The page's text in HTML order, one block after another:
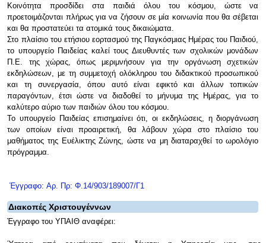
Κοινότητα προσδίδει στα παιδιά όλου του κόσμου, ώστε να
προετοιμάζονται πλήρως για να ζήσουν σε μία κοινωνία που θα σέβεται
και θα προστατεύει τα ατομικά τους δικαιώματα.
Στο πλαίσιο του ετήσιου εορτασμού της Παγκόσμιας Ημέρας του Παιδιού,
το υπουργείο Παιδείας καλεί τους Διευθυντές των σχολικών μονάδων
Π.Ε. της χώρας, όπως μεριμνήσουν για την οργάνωση σχετικών
εκδηλώσεων, με τη συμμετοχή ολόκληρου του διδακτικού προσωπικού
και τη συνεργασία, όπου αυτό είναι εφικτό και άλλων τοπικών
παραγόντων, έτσι ώστε να διαδοθεί το μήνυμα της Ημέρας, για το
καλύτερο αύριο των παιδιών όλου του κόσμου.
Το υπουργείο Παιδείας επισημαίνει ότι, οι εκδηλώσεις, η διοργάνωση
των οποίων είναι προαιρετική, θα λάβουν χώρα στο πλαίσιο του
μαθήματος της Ευέλικτης Ζώνης, ώστε να μη διαταραχθεί το ωρολόγιο
πρόγραμμα.
Έγγραφο: Αρ. Πρ: Φ.14/903/189007/Γ1
Διακοπές Χριστουγέννων
Έγγραφο του ΥΠΑΙΘ αναφέρει: